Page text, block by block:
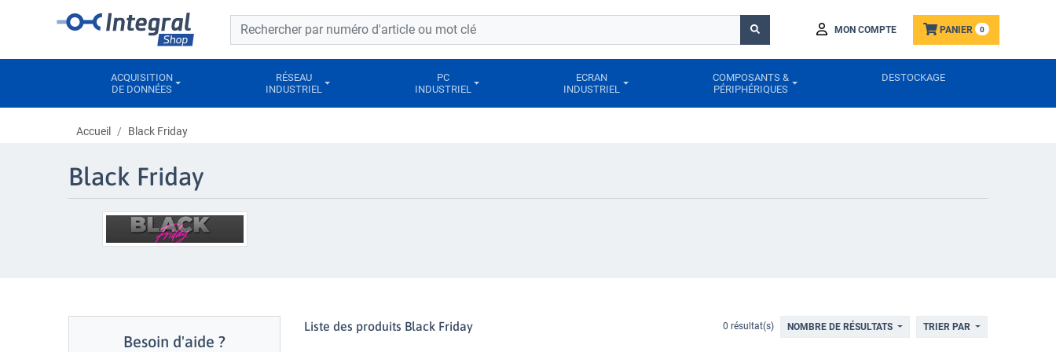
Barre de recherche
Barre de recherche MON COMPTE PANIER 0
ACQUISITION
DE DONNÉES
RÉSEAU
INDUSTRIEL
PC
INDUSTRIEL
ECRAN
INDUSTRIEL
COMPOSANTS &
PÉRIPHÉRIQUES
DESTOCKAGE
Accueil Black Friday
Black Friday
Besoin d'aide ?
Liste des produits Black Friday 0 résultat(s) NOMBRE DE RÉSULTATS TRIER PAR